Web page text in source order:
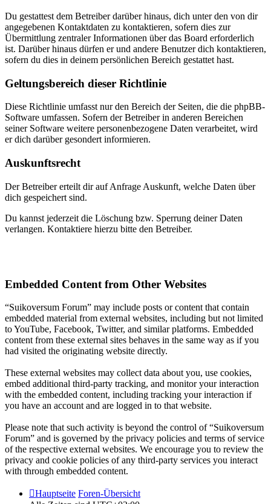
Du gestattest dem Betreiber darüber hinaus, dich unter den von dir
angegebenen Kontaktdaten zu kontaktieren, sofern dies zur
Übermittlung zentraler Informationen über das Board erforderlich
ist. Darüber hinaus dürfen er und andere Benutzer dich kontaktieren,
sofern du dies in deinem persönlichen Bereich gestattet hast.
Geltungsbereich dieser Richtlinie
Diese Richtlinie umfasst nur den Bereich der Seiten, die die phpBB-
Software umfassen. Sofern der Betreiber in anderen Bereichen
seiner Software weitere personenbezogene Daten verarbeitet, wird
er dich darüber gesondert informieren.
Auskunftsrecht
Der Betreiber erteilt dir auf Anfrage Auskunft, welche Daten über
dich gespeichert sind.
Du kannst jederzeit die Löschung bzw. Sperrung deiner Daten
verlangen. Kontaktiere hierzu bitte den Betreiber.
Embedded Content from Other Websites
“Suikoversum Forum” may include posts or content that contain
embedded material from external websites, including but not limited
to YouTube, Facebook, Twitter, and similar platforms. Embedded
content from these external sites behaves in the same way as if you
had visited the originating website directly.
These external websites may collect data about you, use cookies,
embed additional third-party tracking, and monitor your interaction
with the embedded content, including tracking your interaction if
you have an account and are logged in to that website.
Please note that such activity is beyond the control of “Suikoversum
Forum” and is governed by the privacy policies and terms of service
of the respective external websites. We encourage you to review the
privacy and cookie policies of any third-party services you interact
with through embedded content.
Hauptseite Foren-Übersicht